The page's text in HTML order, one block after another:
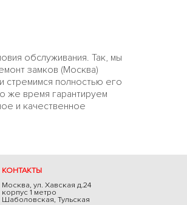
обслуживания. Так, мы
замков (Москва)
стремимся полностью его
же время гарантируем
и качественное
КОНТАКТЫ
Москва, ул. Хавская д.24
корпус 1 метро
Шаболовская, Тульская